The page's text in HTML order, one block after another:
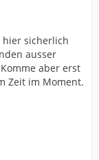
hier sicherlich
ausser
aber erst
Zeit im Moment.